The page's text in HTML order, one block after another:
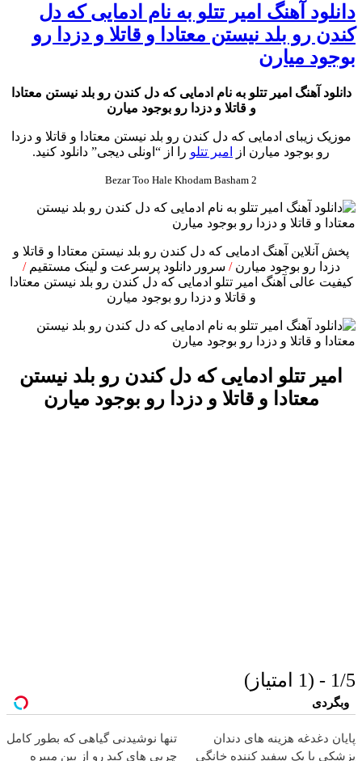
دانلود آهنگ امیر تتلو به نام ادمایی که دل
کندن رو بلد نیستن معتادا و قاتلا و دزدا رو
بوجود میارن
دانلود آهنگ امیر تتلو به نام ادمایی که دل کندن رو بلد نیستن معتادا
و قاتلا و دزدا رو بوجود میارن
موزیک زیبای ادمایی که دل کندن رو بلد نیستن معتادا و قاتلا و دزدا
رو بوجود میارن از
امیر تتلو را از “اونلی دیجی” دانلود کنید.
Bezar Too Hale Khodam Basham 2
پخش آنلاین آهنگ ادمایی که دل کندن رو بلد نیستن معتادا و قاتلا و
دزدا رو بوجود میارن/ سرور دانلود پرسرعت و لینک مستقیم/
کیفیت عالی آهنگ امیر تتلو ادمایی که دل کندن رو بلد نیستن معتادا
و قاتلا و دزدا رو بوجود میارن
امیر تتلو ادمایی که دل کندن رو بلد نیستن
معتادا و قاتلا و دزدا رو بوجود میارن
1/5 - (1 امتیاز)
وبگردی
پایان دغدغه هزینه های دندان
پزشکی با پک سفید کننده خانگی
تنها نوشیدنی گیاهی که بطور کامل
چربی های کبد رو از بین میبره